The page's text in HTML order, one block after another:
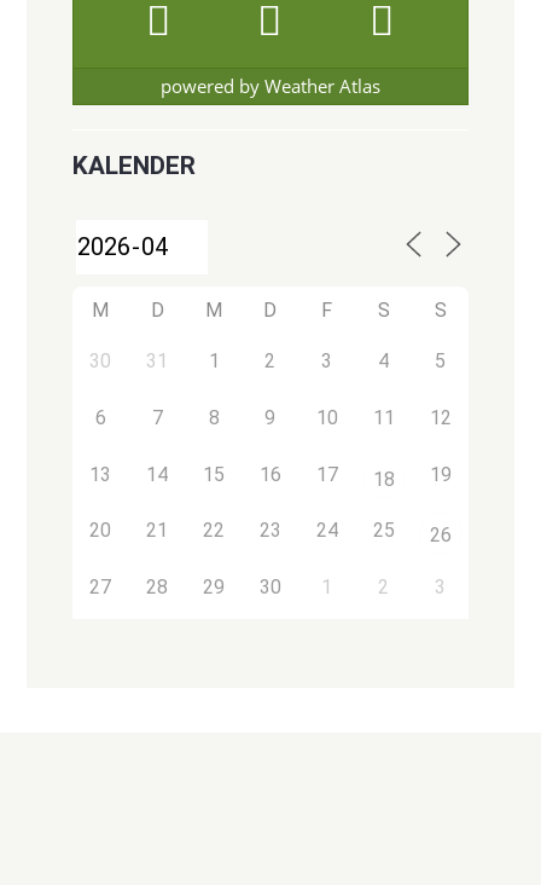
powered by Weather Atlas
KALENDER
M D M D F S S
30 31 1 2 3 4 5
6 7 8 9 10 11 12
13 14 15 16 17 18 19
20 21 22 23 24 25 26
27 28 29 30 1 2 3